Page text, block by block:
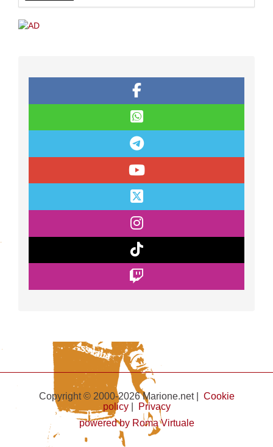
Copyright © 2000-2026 Marione.net | Cookie
policy|
Privacy
powered by Roma Virtuale